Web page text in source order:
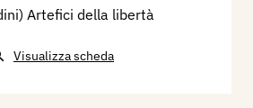
Artefici della libertà
Visualizza scheda